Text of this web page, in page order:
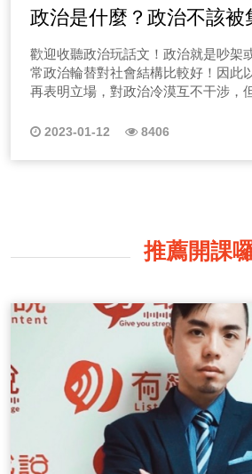
政治是什麼？政治不該被
小聲音凝聚大影響力！
歡迎收聽政治玩話文！政治就是吵架
常政治輪替對社會結構比較好！因此
再表明立場，對政治冷漠互不干涉，
未來沒有希望，台灣都在等著被其他
麼？選擇政黨跟粉絲俱樂部有什麼不
同黨派不同位置來聊聊，相信自己聲
未來，主權不需要誰去允許，讓政治
不理解為什麼我們要把政治重點放在
治一定是兩黨之爭？又為什麼政治不
灣呢？為什麼台灣的政權需要被允許
疑問呢？ 因此，在這一系列的節目中，Molly會來跟大家
聊一聊，我認為的政治是什麼？台灣
走，才能讓台灣真正永續發展！ 相信不少聽眾朋友們對
於政治小白Molly還很陌生！一定會有
要來聽妳講政治理念呢？這一集就來
下本來是政治冷漠族群的我，為什麼
2023-01-12 8406
推薦開課